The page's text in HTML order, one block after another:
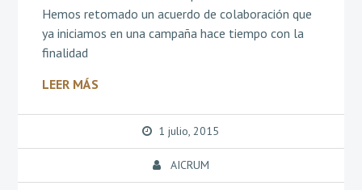
Hemos retomado un acuerdo de colaboración que
ya iniciamos en una campaña hace tiempo con la
finalidad
LEER MÁS
1 julio, 2015
AICRUM